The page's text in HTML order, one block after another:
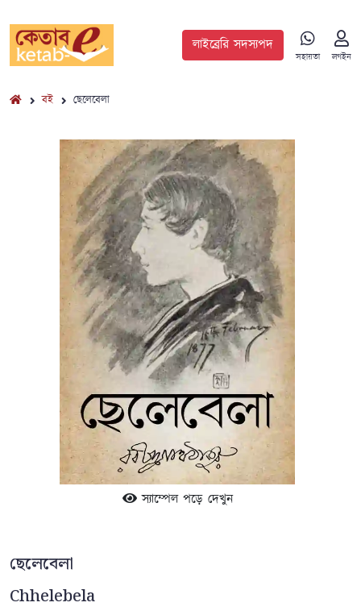
লাইব্রেরি সদস্যপদ
সহায়তা লগইন
বই ছেলেবেলা
স্যাম্পেল পড়ে দেখুন
ছেলেবেলা
Chhelebela